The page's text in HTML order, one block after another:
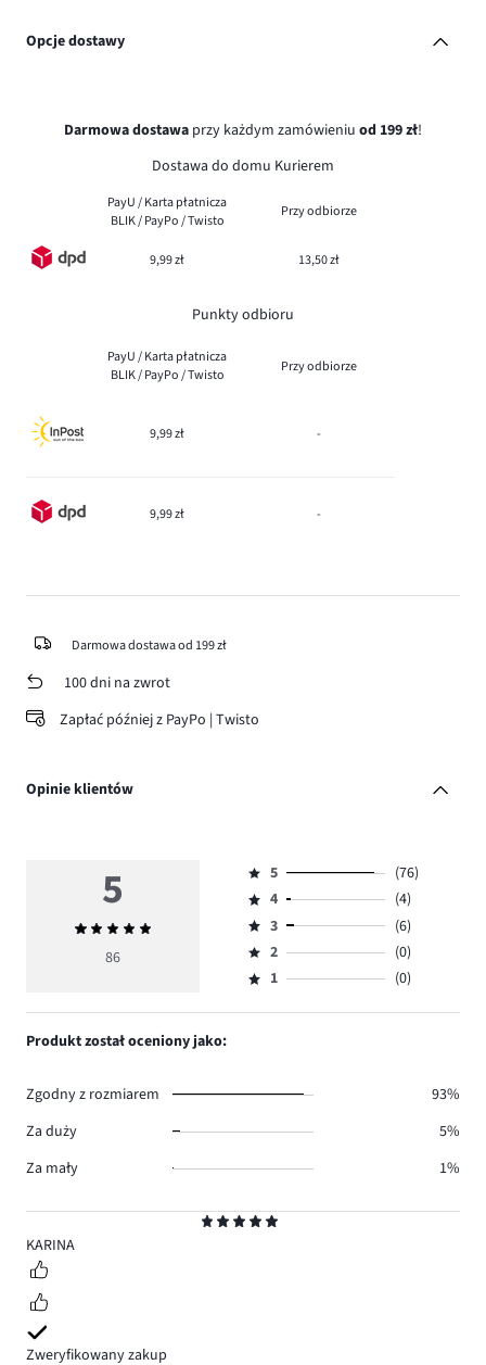
Opcje dostawy
Darmowa dostawa przy każdym zamówieniu od 199 zł!
Dostawa do domu Kurierem
PayU / Karta płatnicza
BLIK / PayPo / Twisto
Przy odbiorze
9,99 zł 13,50 zł
Punkty odbioru
PayU / Karta płatnicza
BLIK / PayPo / Twisto
Przy odbiorze
9,99 zł -
9,99 zł -
Darmowa dostawa od 199 zł
100 dni na zwrot
Zapłać później z PayPo | Twisto
Opinie klientów
5
KARINA
Zweryfikowany zakup
5
Średnia
ocena
86
Ocena
5,
ilość
głosów
76.
5
(76)
Ocena
4,
ilość
głosów
4
(4)
Ocena
3,
ilość
3
(6)
Ocena
2,
2
(0)
Ocena
1,
1 (0)
Produkt został oceniony jako:
Zgodny z rozmiarem
93%
Za duży
5%
Za mały
1%